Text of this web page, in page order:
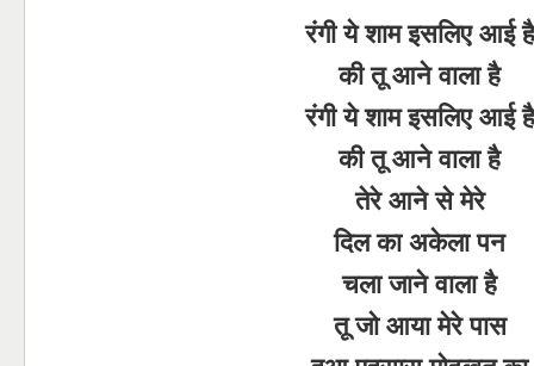
रंगी ये शाम इसलिए आई है
की तू आने वाला है
रंगी ये शाम इसलिए आई है
की तू आने वाला है
तेरे आने से मेरे
दिल का अकेला पन
चला जाने वाला है
तू जो आया मेरे पास